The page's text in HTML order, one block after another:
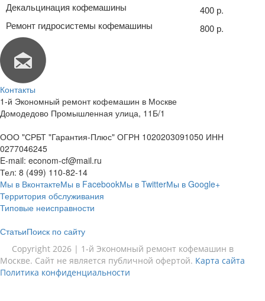
Декальцинация кофемашины
400 р.
Ремонт гидросистемы кофемашины
800 р.
Контакты
1-й Экономный ремонт кофемашин в Москве
Домодедово Промышленная улица, 11Б/1
ООО "СРБТ "Гарантия-Плюс" ОГРН 1020203091050 ИНН
0277046245
E-mail: econom-cf@mail.ru
Тел: 8 (499) 110-82-14
Мы в ВконтактеМы в FacebookМы в TwitterМы в Google+
Территория обслуживания
Типовые неисправности
СтатьиПоиск по сайту
Copyright 2026 | 1-й Экономный ремонт кофемашин в
Москве. Сайт не является публичной офертой. Карта сайта
Политика конфиденциальности